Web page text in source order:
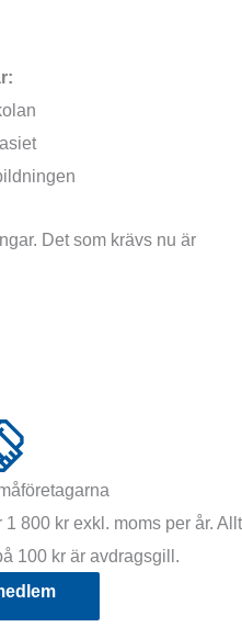
Det som krävs nu är
800 kr exkl. moms per år. Allt
100 kr är avdragsgill.